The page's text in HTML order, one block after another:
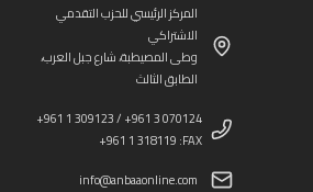
المركز الرئيسي للحزب التقدمي
الاشتراكي
وطى المصيطبة، شارع جبل العرب،
الطابق الثالث
+961 1 309123 / +961 3 070124
+961 1 318119 :FAX
info@anbaaonline.com